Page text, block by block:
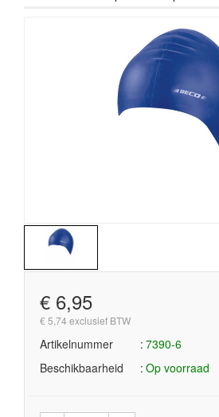
€ 6,95
€ 5,74 exclusief BTW
Artikelnummer
7390-6
Beschikbaarheid
Op voorraad